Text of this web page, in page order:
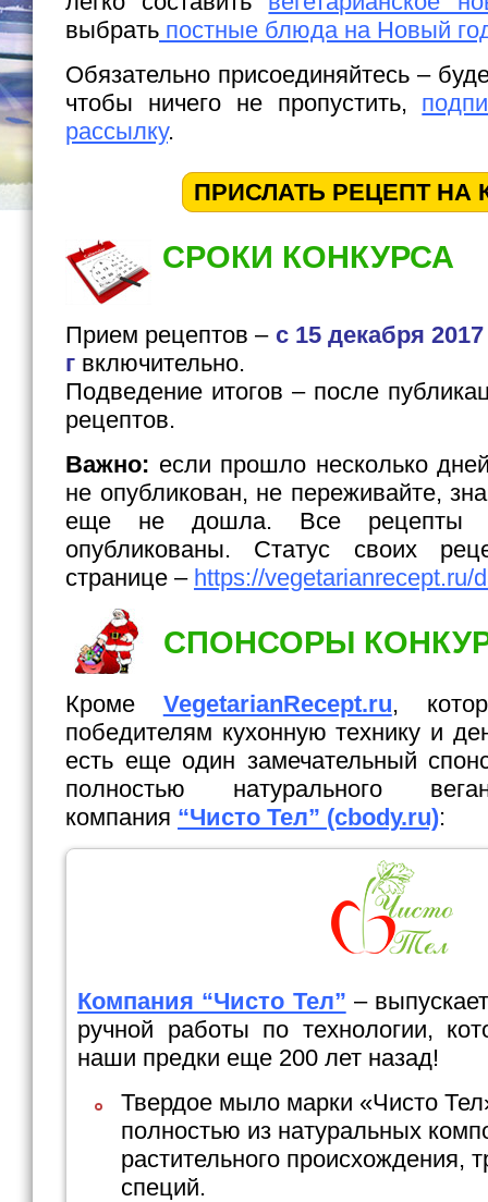
выбрать постные блюда на Новый
Обязательно присоединяйтесь –
чтобы ничего не пропустить,
рассылку.
ПРИСЛАТЬ РЕЦЕПТ НА
СРОКИ КОНКУРСА
Прием рецептов – с 15 декабря
г включительно.
Подведение итогов – после
рецептов.
Важно: если прошло несколько
не опубликован, не переживайте,
еще не дошла. Все рецепты
опубликованы. Статус своих
странице – https://vegetarianrecept.ru/
СПОНСОРЫ
Кроме VegetarianRecept.ru,
победителям кухонную технику и
есть еще один замечательный
полностью натурального
компания “Чисто Тел” (cbody.ru):
Компания “Чисто Тел” –
ручной работы по технологии,
наши предки еще 200 лет назад!
Твердое мыло марки «Чисто
полностью из натуральных
растительного происхождения,
специй.